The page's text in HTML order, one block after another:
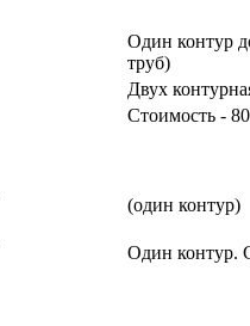
Один контур
труб)
Двух
Стоимость -
(один контур)
Один контур.